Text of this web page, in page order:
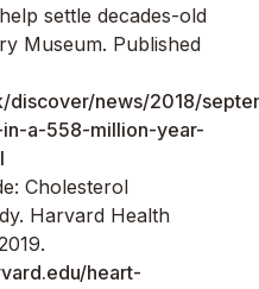
settle decades-old
Museum. Published
discover/news/2018/
a-558-million-year-
Cholesterol
Harvard Health
heart-